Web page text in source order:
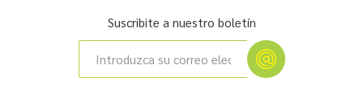
Suscribite a nuestro boletín